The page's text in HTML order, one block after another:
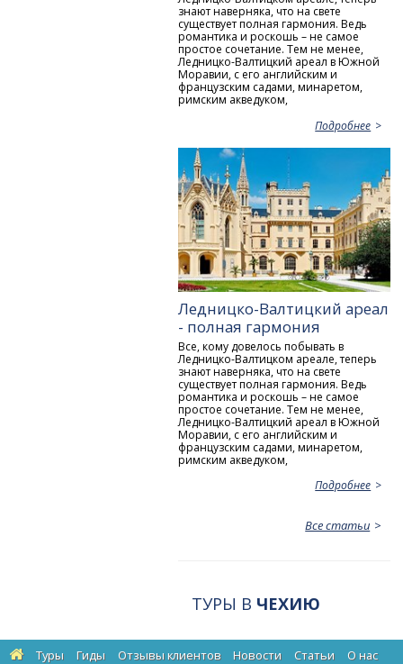
знают наверняка, что на свете
существует полная гармония. Ведь
романтика и роскошь – не самое
простое сочетание. Тем не менее,
Ледницко-Валтицкий ареал в Южной
Моравии, с его английским и
французским садами, минаретом,
римским акведуком,
Подробнее
Ледницко-Валтицкий ареал
- полная гармония
Все, кому довелось побывать в
Ледницко-Валтицком ареале, теперь
знают наверняка, что на свете
существует полная гармония. Ведь
романтика и роскошь – не самое
простое сочетание. Тем не менее,
Ледницко-Валтицкий ареал в Южной
Моравии, с его английским и
французским садами, минаретом,
римским акведуком,
Подробнее
Все статьи
ТУРЫ В ЧЕХИЮ
Туры Гиды Отзывы клиентов Новости Статьи
О нас